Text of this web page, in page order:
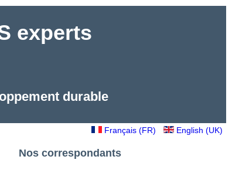
experts
durable
Français (FR) English (UK)
Nos correspondants